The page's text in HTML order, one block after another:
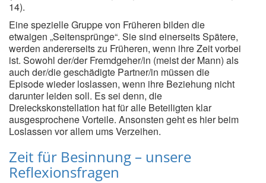
14).
Eine spezielle Gruppe von Früheren bilden die
etwaigen „Seitensprünge“. Sie sind einerseits Spätere,
werden andererseits zu Früheren, wenn ihre Zeit vorbei
ist. Sowohl der/der Fremdgeher/in (meist der Mann) als
auch der/die geschädigte Partner/in müssen die
Episode wieder loslassen, wenn ihre Beziehung nicht
darunter leiden soll. Es sei denn, die
Dreieckskonstellation hat für alle Beteiligten klar
ausgesprochene Vorteile. Ansonsten geht es hier beim
Loslassen vor allem ums Verzeihen.
Zeit für Besinnung – unsere
Reflexionsfragen